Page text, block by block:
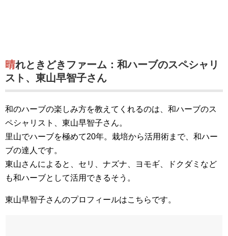
晴れときどきファーム：和ハーブのスペシャリ
スト、東山早智子さん
和のハーブの楽しみ方を教えてくれるのは、和ハーブのス
ペシャリスト、東山早智子さん。
里山でハーブを極めて20年。栽培から活用術まで、和ハー
ブの達人です。
東山さんによると、セリ、ナズナ、ヨモギ、ドクダミなど
も和ハーブとして活用できるそう。
東山早智子さんのプロフィールはこちらです。